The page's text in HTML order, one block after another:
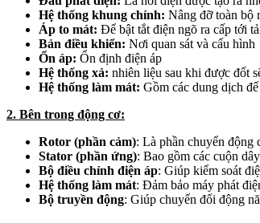
Hệ thống khung chính: Nâng đỡ toàn bộ
Áp to mát: Để bật tắt điện ngõ ra cấp tới
Bản điều khiển: Nơi quan sát và cấu hình
Ổn áp: Ổn định điện áp
Hệ thống xả: nhiên liệu sau khi được đốt
Hệ thống làm mát: Gồm các dung dịch
2. Bên trong động cơ:
Rotor (phần cảm): Là phần chuyển động
Stator (phần ứng): Bao gồm các cuộn
Bộ điều chỉnh điện áp: Giúp kiểm soát
Hệ thống làm mát: Đảm bảo máy phát
Bộ truyền động: Giúp chuyển đổi động